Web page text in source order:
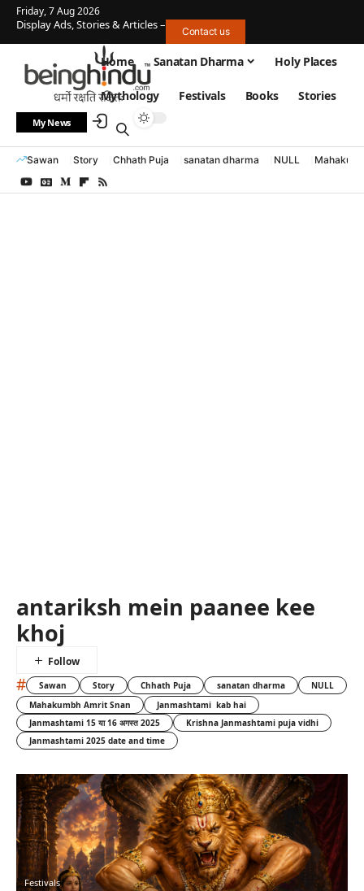
Friday, 7 Aug 2026
Display Ads, Stories & Articles – Contact us
Home Sanatan Dharma Holy Places
Mythology Festivals Books Stories
My News
Sawan Story Chhath Puja sanatan dharma NULL
antariksh mein paanee kee
khoj
# Sawan Story Chhath Puja sanatan dharma
NULL
Mahakumbh Amrit Snan
Janmashtami kab hai
Janmashtami 15 या 16 अगस्त 2025
Krishna Janmashtami puja vidhi
Janmashtami 2025 date and time
Festivals